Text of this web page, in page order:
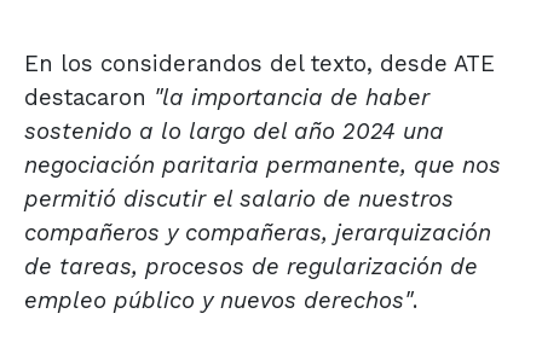
En los considerandos del texto, desde ATE
destacaron "la importancia de haber
sostenido a lo largo del año 2024 una
negociación paritaria permanente, que nos
permitió discutir el salario de nuestros
compañeros y compañeras, jerarquización
de tareas, procesos de regularización de
empleo público y nuevos derechos".